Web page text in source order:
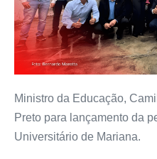
Ministro da Educação,
Preto para lançamento da
Universitário de Mariana.